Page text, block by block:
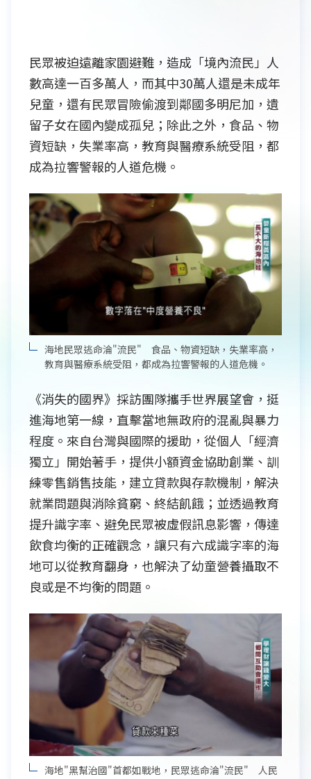
民眾被迫遠離家園避難，造成「境內流民」人
數高達一百多萬人，而其中30萬人還是未成年
兒童，還有民眾冒險偷渡到鄰國多明尼加，遺
留子女在國內變成孤兒；除此之外，食品、物
資短缺，失業率高，教育與醫療系統受阻，都
成為拉響警報的人道危機。
海地民眾逃命淪"流民" 食品、物資短缺，失業率高，
教育與醫療系統受阻，都成為拉響警報的人道危機。
《消失的國界》採訪團隊攜手世界展望會，挺
進海地第一線，直擊當地無政府的混亂與暴力
程度。來自台灣與國際的援助，從個人「經濟
獨立」開始著手，提供小額資金協助創業、訓
練零售銷售技能，建立貸款與存款機制，解決
就業問題與消除貧窮、終結飢餓；並透過教育
提升識字率、避免民眾被虛假訊息影響，傳達
飲食均衡的正確觀念，讓只有六成識字率的海
地可以從教育翻身，也解決了幼童營養攝取不
良或是不均衡的問題。
海地"黑幫治國"首都如戰地，民眾逃命淪"流民" 人民